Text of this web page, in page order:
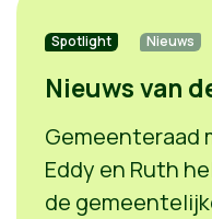
Spotlight Nieuws
Nieuws van
Gemeenteraad
Eddy en Ruth
de